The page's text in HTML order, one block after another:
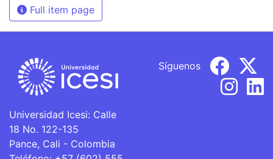
Full item page
Universidad Icesi: Calle
18 No. 122-135
Pance, Cali - Colombia
Síguenos